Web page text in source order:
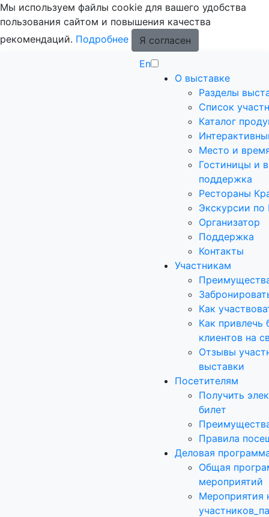
Мы используем файлы cookie для вашего удобства
пользования сайтом и повышения качества
рекомендаций. Подробнее
Я согласен
En
О выставке
Разделы
Список
Каталог
Место и
Гостиницы и
поддержка
Рестораны
Экскурсии по
Организатор
Поддержка
Контакты
Участникам
Как
Как привлечь
клиентов на
Отзывы
выставки
Посетителям
Получить
билет
Правила
Деловая
Общая
мероприятий
Мероприятия